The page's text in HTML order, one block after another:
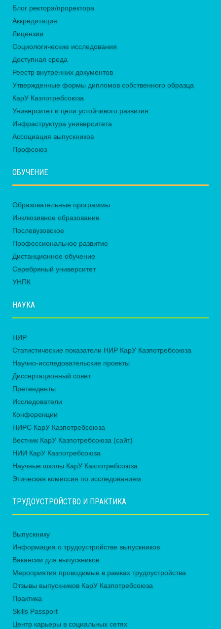
Блог ректора/проректора
Аккредитация
Лицензии
Социологические исследования
Доступная среда
Реестр внутренних документов
Утвержденные формы дипломов собственного образца
КарУ Казпотребсоюза
Университет и цели устойчивого развития
Инфраструктура университета
Ассоциация выпускников
Профсоюз
ОБУЧЕНИЕ
Образовательные программы
Инклюзивное образование
Послевузовское
Профессиональное развитие
Дистанционное обучение
Серебряный университет
УНПК
НАУКА
НИР
Статистические показатели НИР КарУ Казпотребсоюза
Научно-исследовательские проекты
Диссертационный совет
Претенденты
Исследователи
Конференции
НИРС КарУ Казпотребсоюза
Вестник КарУ Казпотребсоюза (сайт)
НИИ КарУ Казпотребсоюза
Научные школы КарУ Казпотребсоюза
Этическая комиссия по исследованиям
ТРУДОУСТРОЙСТВО И ПРАКТИКА
Выпускнику
Информация о трудоустройстве выпускников
Вакансии для выпускников
Мероприятия проводимые в рамках трудоустройства
Отзывы выпускников КарУ Казпотребсоюза
Практика
Skills Passport
Центр карьеры в социальных сетях